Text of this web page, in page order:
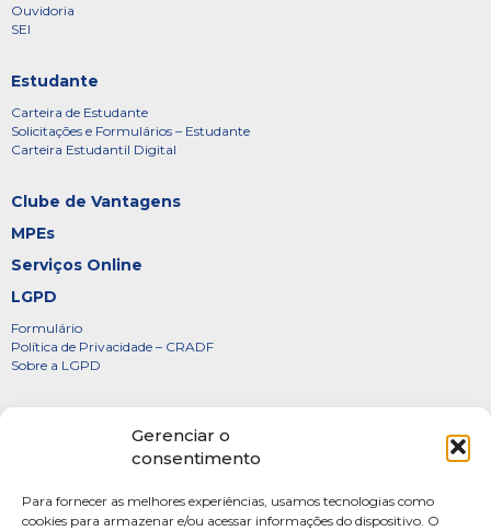
Gerenciar o
consentimento
Para fornecer as melhores experiências, usamos tecnologias como
cookies para armazenar e/ou acessar informações do dispositivo. O
Ouvidoria
SEI
Estudante
Carteira de Estudante
Solicitações e Formulários – Estudante
Carteira Estudantil Digital
Clube de Vantagens
MPEs
Serviços Online
LGPD
Formulário
Política de Privacidade – CRADF
Sobre a LGPD
Diretoria